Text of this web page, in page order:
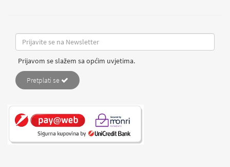
Prijavom se slažem sa općim uvjetima.
Pretplati se